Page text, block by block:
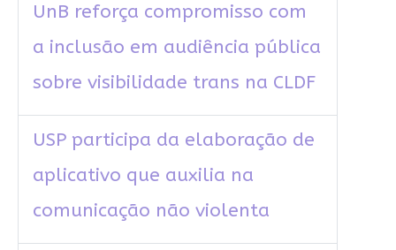
UnB reforça compromisso com
a inclusão em audiência pública
sobre visibilidade trans na CLDF
USP participa da elaboração de
aplicativo que auxilia na
comunicação não violenta